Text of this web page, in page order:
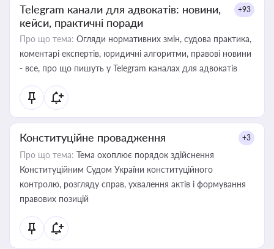
Telegram канали для адвокатів: новини,
кейси, практичні поради
+93
Про що тема: Огляди нормативних змін, судова практика,
коментарі експертів, юридичні алгоритми, правові новини
- все, про що пишуть у Telegram каналах для адвокатів
Конституційне провадження +3
Про що тема: Тема охоплює порядок здійснення
Конституційним Судом України конституційного
контролю, розгляду справ, ухвалення актів і формування
правових позицій